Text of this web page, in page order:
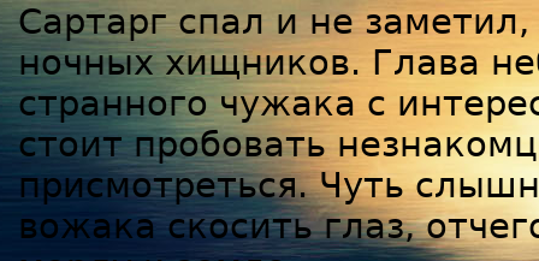
Сартарг спал и не
ночных хищников. Глава
странного чужака с
стоит пробовать
присмотреться. Чуть
вожака скосить глаз,